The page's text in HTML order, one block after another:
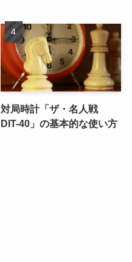
対局時計「ザ・名人戦
DIT-40」の基本的な使い方